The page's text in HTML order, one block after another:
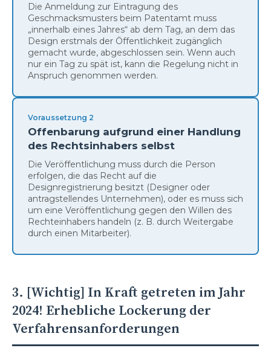
Die Anmeldung zur Eintragung des
Geschmacksmusters beim Patentamt muss
„innerhalb eines Jahres“ ab dem Tag, an dem das
Design erstmals der Öffentlichkeit zugänglich
gemacht wurde, abgeschlossen sein. Wenn auch
nur ein Tag zu spät ist, kann die Regelung nicht in
Anspruch genommen werden.
Voraussetzung 2
Offenbarung aufgrund einer Handlung
des Rechtsinhabers selbst
Die Veröffentlichung muss durch die Person
erfolgen, die das Recht auf die
Designregistrierung besitzt (Designer oder
antragstellendes Unternehmen), oder es muss sich
um eine Veröffentlichung gegen den Willen des
Rechteinhabers handeln (z. B. durch Weitergabe
durch einen Mitarbeiter).
3. [Wichtig] In Kraft getreten im Jahr
2024! Erhebliche Lockerung der
Verfahrensanforderungen